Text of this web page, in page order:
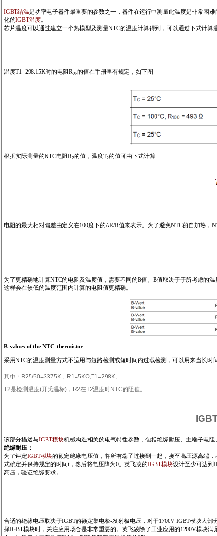
IGBT结温是功率电子器件最重要的参数之一，器件在运行中测量此温度是非常困
化的IGBT温度。
芯片温度可以通过建立一个热模型及测量NTC的温度计算得到，可以通过下式计算
温度T1=298.15K时的电阻R25的值在手册里有规定，如下图
根据实际测量的NTC电阻R2的值，温度T2的值可由下式计算
电阻的最大相对偏差由定义在100度下的ΔR/R值来表示。为了避免NTC的自加热
为了更精确地计算NTC的电阻及温度值，需要不同的B值。B值取决于于所考虑的
这样会在较低的温度范围内计算的电阻值更精确。
B-values of the NTC-thermistor
采用NTC的温度测量方式不适用与短路检测或短时间内过载检测，可以用来当长
其中： B25/50=3375K ， R1=5KΩ,T1=298K,
T2是检测温度(开氏温标) ， R2在T2温度时NTC的阻值。
该部分描述与IGBT模块机械构造相关的电气特性参数，包括绝缘耐压、主端子电
绝缘耐压：
为了评定IGBT模块的额定绝缘电压值，将所有端子连接到一起，接至高压源高端
式确定并保持规定的时间t，然后将电压降为0。英飞凌的IGBT模块设计至少可达到
高压，验证绝缘要求。
合适的绝缘电压取决于IGBT的额定集电极-发射极电压，对于1700V IGBT模块大
择IGBT模块时，关注应用场合是非常重要的。英飞凌除了工业应用的1200V模块